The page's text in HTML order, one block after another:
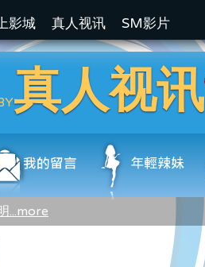
影城 真人视讯 SM影片
真人视讯
...more